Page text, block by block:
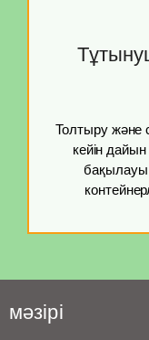
Толтыру және
кейін
бақылауы
мәзірі